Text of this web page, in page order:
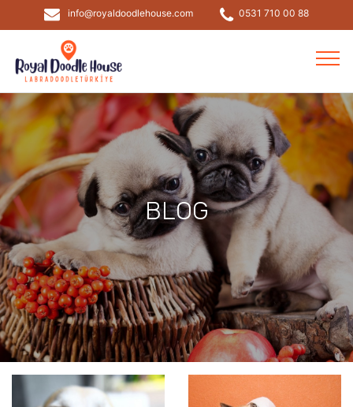
info@royaldoodlehouse.com 0531 710 00 88
BLOG